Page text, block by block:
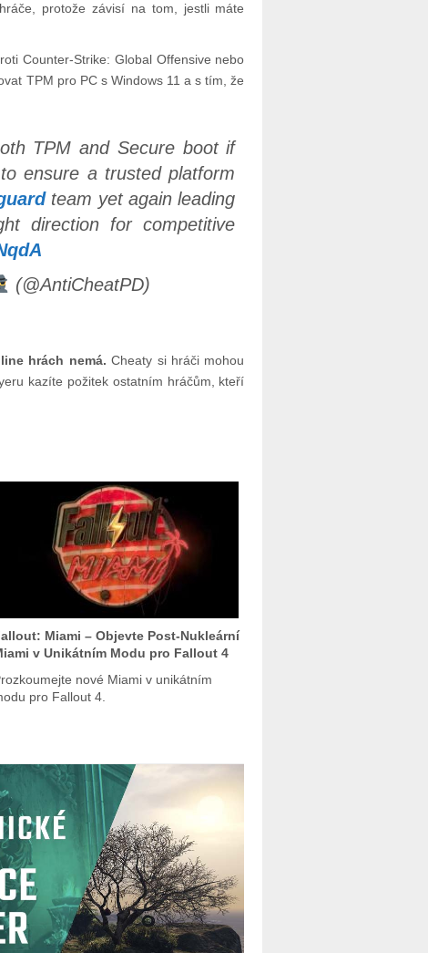
protože závisí na tom, jestli máte
Counter-Strike: Global Offensive nebo
TPM pro PC s Windows 11 a s tím, že
TPM and Secure boot if
ensure a trusted platform
team yet again leading
direction for competitive
(@AntiCheatPD)
hrách nemá. Cheaty si hráči mohou
kazíte požitek ostatním hráčům, kteří
Miami – Objevte Post-Nukleární
v Unikátním Modu pro Fallout 4
nové Miami v unikátním
pro Fallout 4.